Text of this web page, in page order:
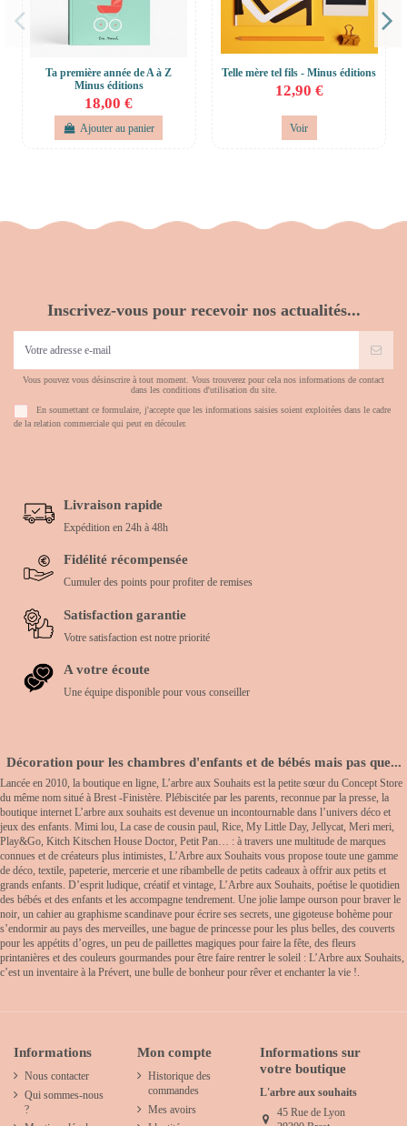
Ta première année de A à Z
Minus éditions
18,00 €
Ajouter au panier
Telle mère tel fils - Minus éditions
12,90 €
Voir
Inscrivez-vous pour recevoir nos actualités...
Vous pouvez vous désinscrire à tout moment. Vous trouverez pour cela nos informations de contact
dans les conditions d'utilisation du site.
En soumettant ce formulaire, j'accepte que les informations saisies soient exploitées dans le cadre
de la relation commerciale qui peut en découler.
Livraison rapide
Expédition en 24h à 48h
Fidélité récompensée
Cumuler des points pour profiter de remises
Satisfaction garantie
Votre satisfaction est notre priorité
A votre écoute
Une équipe disponible pour vous conseiller
Décoration pour les chambres d'enfants et de bébés mais pas que...
Lancée en 2010, la boutique en ligne, L’arbre aux Souhaits est la petite sœur du Concept Store
du même nom situé à Brest -Finistère. Plébiscitée par les parents, reconnue par la presse, la
boutique internet L’arbre aux souhaits est devenue un incontournable dans l’univers déco et
jeux des enfants. Mimi lou, La case de cousin paul, Rice, My Little Day, Jellycat, Meri meri,
Play&Go, Kitch Kitschen House Doctor, Petit Pan… : à travers une multitude de marques
connues et de créateurs plus intimistes, L’Arbre aux Souhaits vous propose toute une gamme
de déco, textile, papeterie, mercerie et une ribambelle de petits cadeaux à offrir aux petits et
grands enfants. D’esprit ludique, créatif et vintage, L’Arbre aux Souhaits, poétise le quotidien
des bébés et des enfants et les accompagne tendrement. Une jolie lampe ourson pour braver le
noir, un cahier au graphisme scandinave pour écrire ses secrets, une gigoteuse bohème pour
s’endormir au pays des merveilles, une bague de princesse pour les plus belles, des couverts
pour les appétits d’ogres, un peu de paillettes magiques pour faire la fête, des fleurs
printanières et des couleurs gourmandes pour être faire rentrer le soleil : L’Arbre aux Souhaits,
c’est un inventaire à la Prévert, une bulle de bonheur pour rêver et enchanter la vie !.
Informations
Nous contacter
Qui sommes-nous
?
Mon compte
Historique des
commandes
Mes avoirs
Informations sur
votre boutique
L'arbre aux souhaits
45 Rue de Lyon